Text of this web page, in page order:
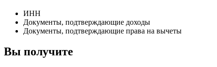
ИНН
Документы, подтверждающие доходы
Документы, подтверждающие права на вычеты
Вы получите